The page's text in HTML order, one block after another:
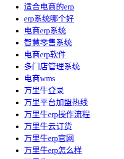
适合电商的erp
erp系统哪个好
电商erp系统
智慧零售系统
电商erp软件
多门店管理系统
电商wms
万里牛登录
万里平台加盟热线
万里牛erp操作流程
万里牛云订货
万里牛erp官网
万里牛erp怎么样